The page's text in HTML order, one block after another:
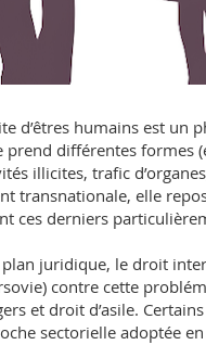
d’êtres humains est un
prend différentes
illicites, trafic
transnationale, elle
ces derniers
plan juridique, le droit
contre cette
et droit d’asile.
sectorielle adoptée